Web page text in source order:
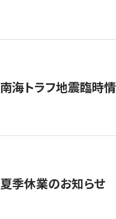
南海トラフ地震臨時
夏季休業のお知らせ